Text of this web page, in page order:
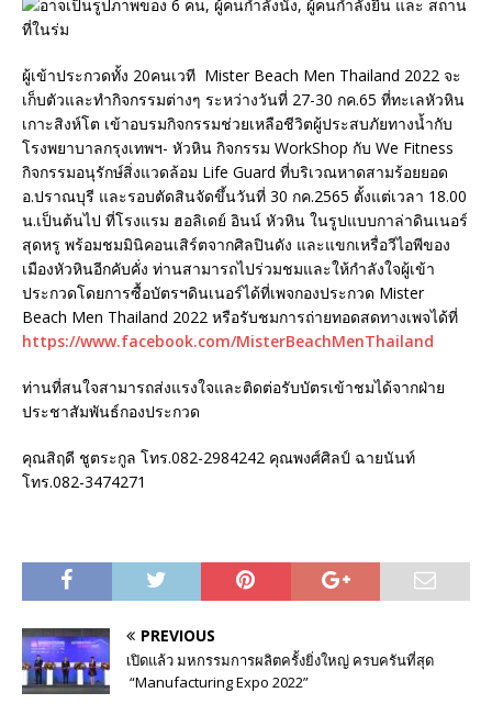
ผู้เข้าประกวดทั้ง 20คนเวที Mister Beach Men Thailand 2022 จะ
เก็บตัวและทำกิจกรรมต่างๆ ระหว่างวันที่ 27-30 กค.65 ที่ทะเลหัวหิน
เกาะสิงห์โต เข้าอบรมกิจกรรมช่วยเหลือชีวิตผู้ประสบภัยทางน้ำกับ
โรงพยาบาลกรุงเทพฯ- หัวหิน กิจกรรม WorkShop กับ We Fitness
กิจกรรมอนุรักษ์สิ่งแวดล้อม Life Guard ที่บริเวณหาดสามร้อยยอด
อ.ปราณบุรี และรอบตัดสินจัดขึ้นวันที่ 30 กค.2565 ตั้งแต่เวลา 18.00
น.เป็นต้นไป ที่โรงแรม ฮอลิเดย์ อินน์ หัวหิน ในรูปแบบกาล่าดินเนอร์
สุดหรู พร้อมชมมินิคอนเสิร์ตจากศิลปินดัง และแขกเหรื่อวีไอพีของ
เมืองหัวหินอีกคับคั่ง ท่านสามารถไปร่วมชมและให้กำลังใจผู้เข้า
ประกวดโดยการซื้อบัตรฯดินเนอร์ได้ที่เพจกองประกวด Mister
Beach Men Thailand 2022 หรือรับชมการถ่ายทอดสดทางเพจได้ที่
https://www.facebook.com/MisterBeachMenThailand
ท่านที่สนใจสามารถส่งแรงใจและติดต่อรับบัตรเข้าชมได้จากฝ่าย
ประชาสัมพันธ์กองประกวด
คุณสิฤดี ชูตระกูล โทร.082-2984242 คุณพงศ์ศิลป์ ฉายนันท์
โทร.082-3474271
PREVIOUS
เปิดแล้ว มหกรรมการผลิตครั้งยิ่งใหญ่ ครบครันที่สุด
“Manufacturing Expo 2022”